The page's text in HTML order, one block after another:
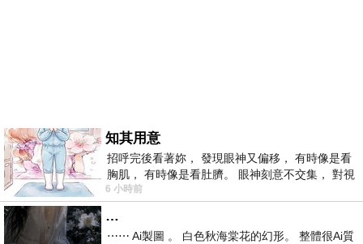
知其用意
招呼完後看著妳， 發現眼神又偏移， 有時像是看
胸肌， 有時像是看肚臍。 眼神刻意不交集， 對視
視線不對齊， 讓我很難不
6 小時前
…
⋯⋯ Ai製圖 。 白色秋海棠花的幻形。 整體很Ai質